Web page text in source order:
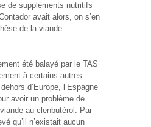
de suppléments nutritifs
avait alors, on s’en
de la viande
été balayé par le TAS
à certains autres
d’Europe, l’Espagne
avoir un problème de
au clenbutérol. Par
qu’il n’existait aucun